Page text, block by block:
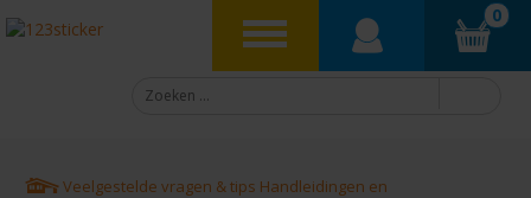
0
Veelgestelde vragen & tips Handleidingen en